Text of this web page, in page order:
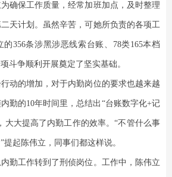
保工作质量，经常加班加点，及时整理
天计划。虽然辛苦，可她所负责的各项工
356条涉黑涉恶线索台账、78类165本档
斗争顺利开展奠定了坚实基础。
的增加，对于内勤岗位的要求也越来越
勤的10年时间里，总结出“台账数字化+记
大大提高了内勤工作的效率。“不管什么事
起陈伟立，同事们都这样说。
工作转到了刑侦岗位。工作中，陈伟立